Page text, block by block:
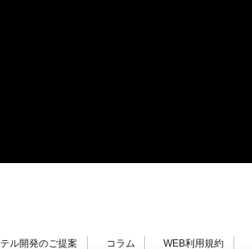
ル開発のご提案 コラム WEB利用規約